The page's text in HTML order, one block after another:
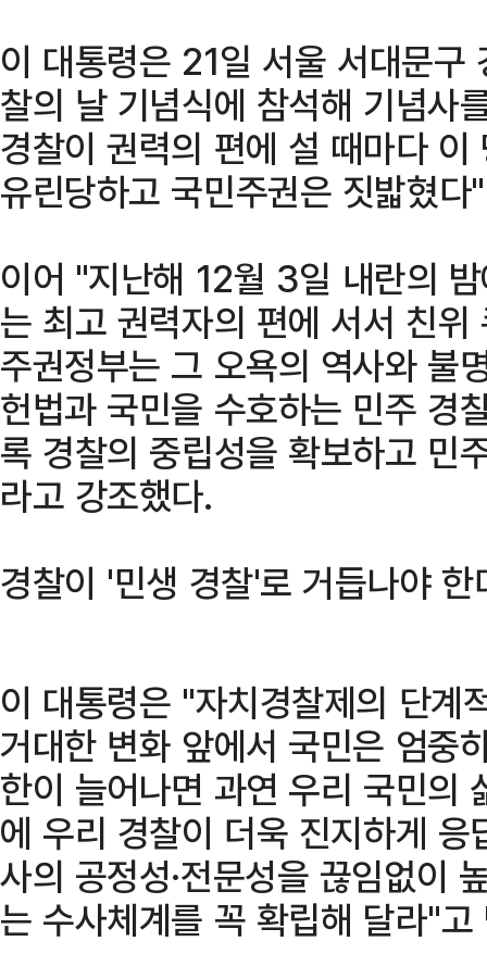
이 대통령은 21일 서울 서대문
찰의 날 기념식에 참석해 기념사
경찰이 권력의 편에 설 때마다
유린당하고 국민주권은 짓밟혔
이어 "지난해 12월 3일 내란의
는 최고 권력자의 편에 서서 친
주권정부는 그 오욕의 역사와 불
헌법과 국민을 수호하는 민주 경
록 경찰의 중립성을 확보하고 민
라고 강조했다.
경찰이 '민생 경찰'로 거듭나야
이 대통령은 "자치경찰제의 단계
거대한 변화 앞에서 국민은 엄중
한이 늘어나면 과연 우리 국민의
에 우리 경찰이 더욱 진지하게
사의 공정성·전문성을 끊임없이
는 수사체계를 꼭 확립해 달라"고